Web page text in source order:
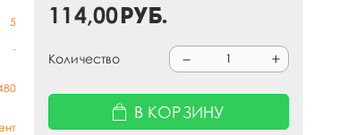
5
-
114,00руб.
Количество
В КОРЗИНУ